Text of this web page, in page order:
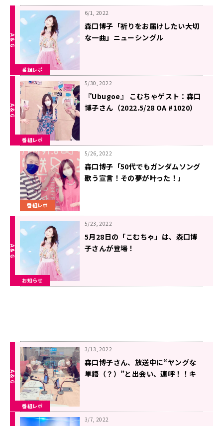
番組レポ
6/1, 2022
森口博子「祈りをお届けしたい大切
な一曲」ニューシングル
番組レポ
5/30, 2022
『Ubugoe』 こむちゃゲスト：森口
博子さん（2022.5/28 OA #1020）
番組レポ
5/26, 2022
森口博子「50代でもガンダムソング
歌う宣言！その夢が叶った！」
お知らせ
5/23, 2022
5月28日の「こむちゃ」は、森口博
子さんが登場！
番組レポ
3/13, 2022
森口博子さん、放送中に“ヤングな
単語（？）”と出会い、連呼！！キ
3/7, 2022